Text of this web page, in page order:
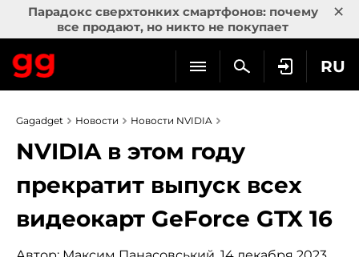
Парадокс сверхтонких смартфонов: почему
все продают, но никто не покупает
×
RU
Gagadget Новости Новости NVIDIA
NVIDIA в этом году
прекратит выпуск всех
видеокарт GeForce GTX 16